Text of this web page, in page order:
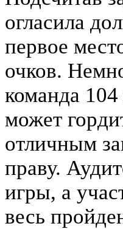
огласила
первое
очков.
команда
может
отличным
праву.
игры, а
весь